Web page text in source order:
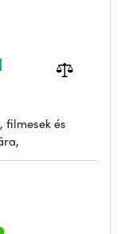
filmesek és